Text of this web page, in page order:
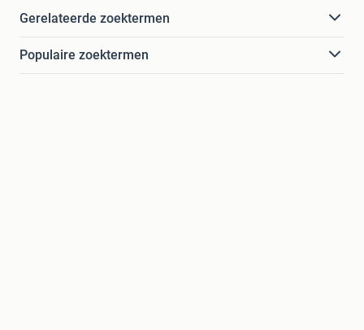
Gerelateerde zoektermen
Populaire zoektermen